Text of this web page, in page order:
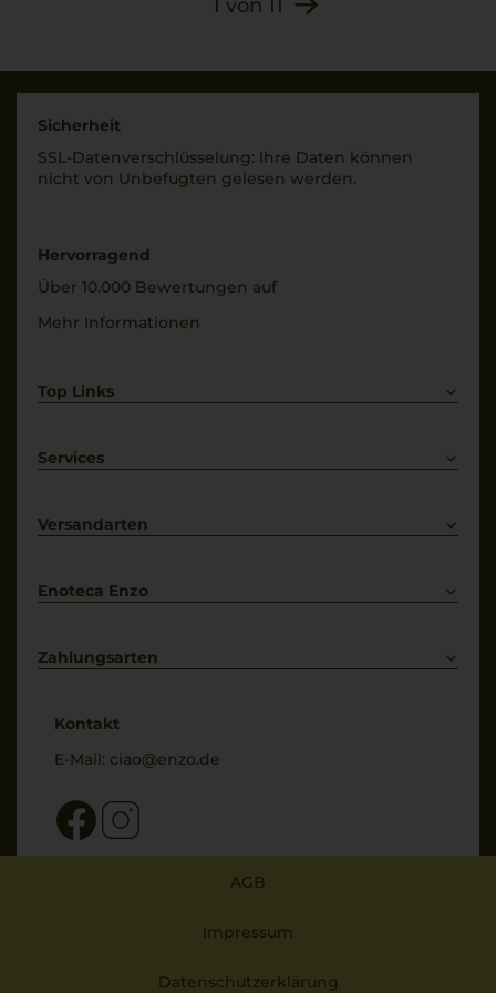
1 von 11
Sicherheit
SSL-Daten­verschlüs­selung: Ihre Daten können
nicht von Unbe­fugten gelesen werden.
Hervorragend
Über 10.000 Bewertungen auf
Mehr Informationen
Top Links
Weißwein
Services
Kontakt
Versandarten
Enoteca Enzo
Bewertungs-Richtlinien
Zahlungsarten
Kontakt
E-Mail: ciao@enzo.de
AGB
Impressum
Datenschutzerklärung